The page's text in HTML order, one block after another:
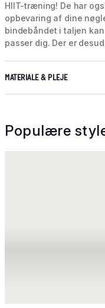
HIIT-træning! De har
opbevaring af dine
bindebåndet i taljen
passer dig. Der er
MATERIALE & PLEJE
Populære